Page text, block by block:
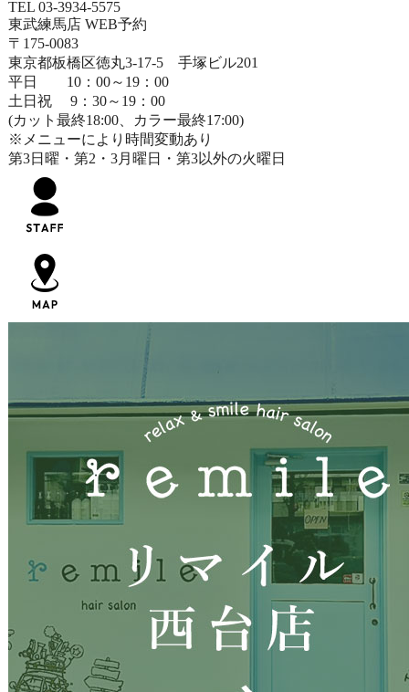
TEL 03-3934-5575
東武練馬店 WEB予約
〒175-0083
東京都板橋区徳丸3-17-5 手塚ビル201
平日 10：00～19：00
土日祝 9：30～19：00
(カット最終18:00、カラー最終17:00)
※メニューにより時間変動あり
第3日曜・第2・3月曜日・第3以外の火曜日